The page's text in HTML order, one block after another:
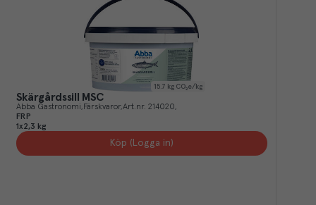
15.7 kg CO₂e/kg
Skärgårdssill MSC
Abba Gastronomi Färskvaror Art.nr. 214020
FRP
1x2,3 kg
Köp (Logga in)